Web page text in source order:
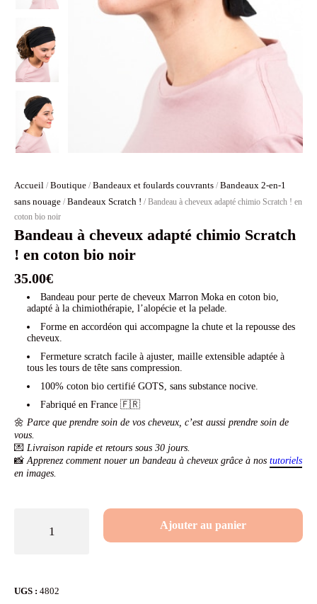
Accueil / Boutique / Bandeaux et foulards couvrants / Bandeaux 2-en-1
sans nouage / Bandeaux Scratch ! / Bandeau à cheveux adapté chimio Scratch ! en
coton bio noir
Bandeau à cheveux adapté chimio Scratch
! en coton bio noir
35.00€
Bandeau pour perte de cheveux Marron Moka en coton bio,
adapté à la chimiothérapie, l’alopécie et la pelade.
Forme en accordéon qui accompagne la chute et la repousse des
cheveux.
Fermeture scratch facile à ajuster, maille extensible adaptée à
tous les tours de tête sans compression.
100% coton bio certifié GOTS, sans substance nocive.
Fabriqué en France 🇫🇷
🌼 Parce que prendre soin de vos cheveux, c’est aussi prendre soin de
vous.
💌 Livraison rapide et retours sous 30 jours.
📸 Apprenez comment nouer un bandeau à cheveux grâce à nos tutoriels
en images.
Ajouter au panier
UGS : 4802